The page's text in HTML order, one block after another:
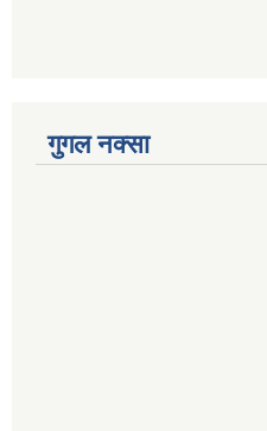
गुगल नक्सा